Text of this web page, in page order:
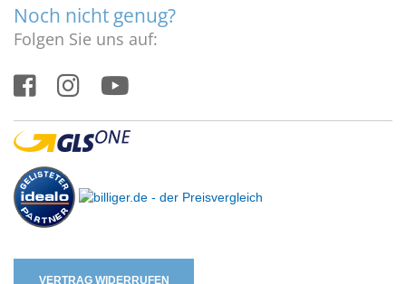
Noch nicht genug?
Folgen Sie uns auf:
VERTRAG WIDERRUFEN